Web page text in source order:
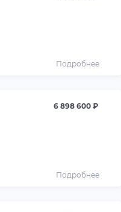
Подробнее
6 898 600 ₽
Подробнее